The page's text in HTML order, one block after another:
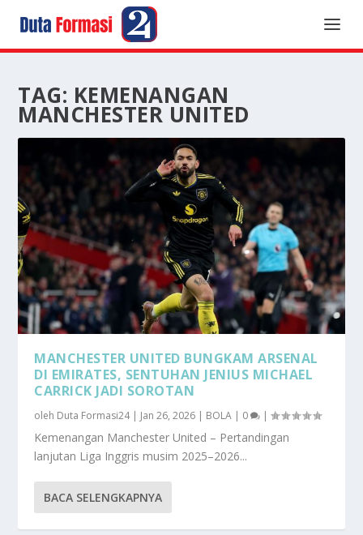
TAG: KEMENANGAN
MANCHESTER UNITED
MANCHESTER UNITED BUNGKAM ARSENAL
DI EMIRATES, SENTUHAN JENIUS MICHAEL
CARRICK JADI SOROTAN
oleh Duta Formasi24| Jan 26, 2026 | BOLA | 0 |
Kemenangan Manchester United – Pertandingan
lanjutan Liga Inggris musim 2025–2026...
BACA SELENGKAPNYA